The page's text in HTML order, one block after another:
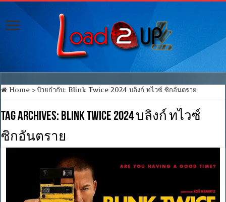
Home > ป้ายกำกับ:Blink Twice 2024 บลิงก์ ทไวซ์ ซิกอันตราย
Tag Archives: Blink Twice 2024 บลิงก์ ทไวซ์
ซิกอันตราย